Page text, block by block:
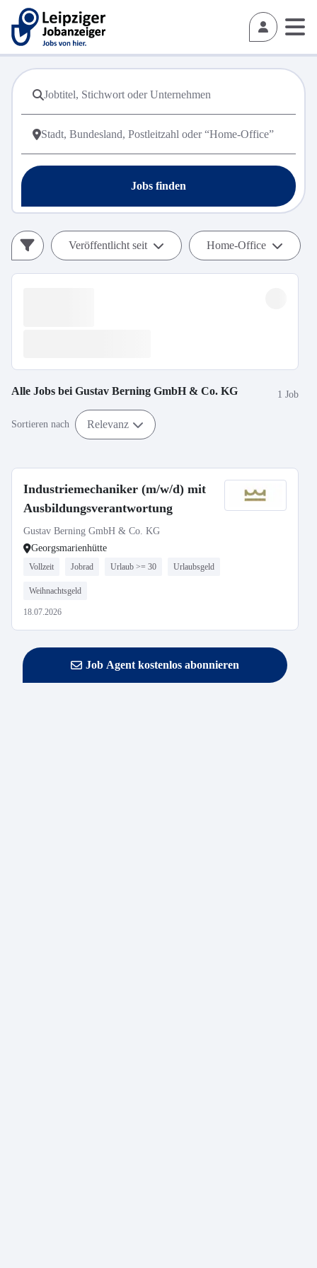
Jobs finden
Veröffentlicht seit Home-Office
Alle Jobs bei Gustav Berning GmbH & Co. KG 1 Job
Sortieren nach Relevanz
Industriemechaniker (m/w/d) mit
Ausbildungsverantwortung
Gustav Berning GmbH & Co. KG
Georgsmarienhütte
Vollzeit Jobrad Urlaub >= 30 Urlaubsgeld
Weihnachtsgeld
18.07.2026
Job Agent kostenlos abonnieren